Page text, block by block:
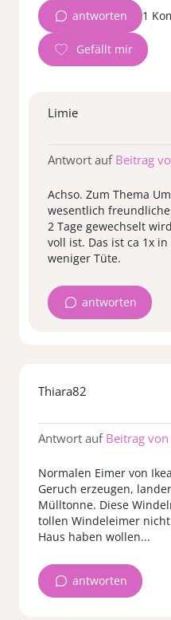
antworten 1
Limie
Antwort auf Beitrag
Achso. Zum Thema
wesentlich
2 Tage gewechselt
voll ist. Das ist ca 1x
weniger Tüte.
antworten
Thiara82
Antwort auf Beitrag
Normalen Eimer von
Geruch erzeugen,
Mülltonne. Diese
tollen Windeleimer
Haus haben wollen...
antworten